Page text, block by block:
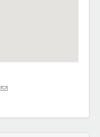
(Link